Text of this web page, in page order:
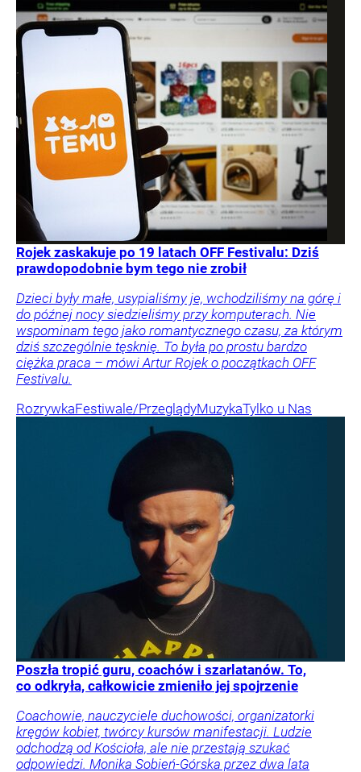
Rojek zaskakuje po 19 latach OFF Festivalu: Dziś
prawdopodobnie bym tego nie zrobił
Dzieci były małe, usypialiśmy je, wchodziliśmy na górę i
do późnej nocy siedzieliśmy przy komputerach. Nie
wspominam tego jako romantycznego czasu, za którym
dziś szczególnie tęsknię. To była po prostu bardzo
ciężka praca – mówi Artur Rojek o początkach OFF
Festivalu.
RozrywkaFestiwale/PrzeglądyMuzykaTylko u Nas
Poszła tropić guru, coachów i szarlatanów. To,
co odkryła, całkowicie zmieniło jej spojrzenie
Coachowie, nauczyciele duchowości, organizatorki
kręgów kobiet, twórcy kursów manifestacji. Ludzie
odchodzą od Kościoła, ale nie przestają szukać
odpowiedzi. Monika Sobień-Górska przez dwa lata